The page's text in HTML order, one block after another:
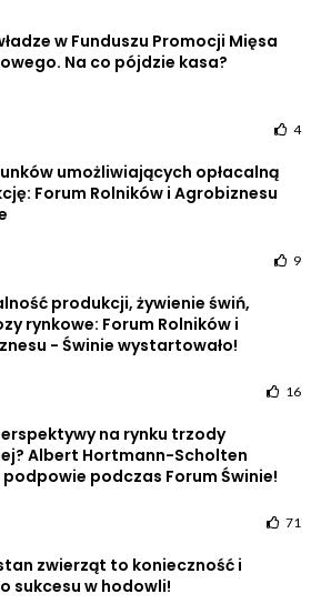
w Funduszu Promocji Mięsa
Na co pójdzie kasa?
4
umożliwiających opłacalną
Forum Rolników i Agrobiznesu
9
produkcji, żywienie świń,
rynkowe: Forum Rolników i
- Świnie wystartowało!
16
na rynku trzody
Albert Hortmann-Scholten
podpowie podczas Forum Świnie!
71
zwierząt to konieczność i
sukcesu w hodowli!